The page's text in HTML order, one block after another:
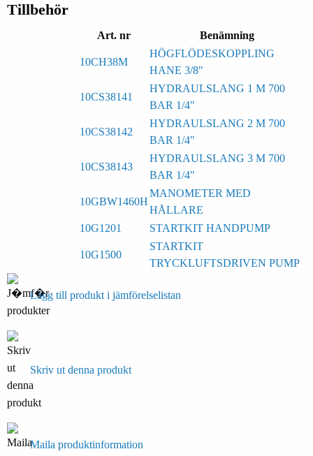
Tillbehör
Art. nr Benämning
10CH38M
HÖGFLÖDESKOPPLING
HANE 3/8"
10CS38141
HYDRAULSLANG 1 M 700
BAR 1/4"
10CS38142
HYDRAULSLANG 2 M 700
BAR 1/4"
10CS38143
HYDRAULSLANG 3 M 700
BAR 1/4"
10GBW1460H
MANOMETER MED
HÅLLARE
10G1201
STARTKIT HANDPUMP
10G1500
STARTKIT
TRYCKLUFTSDRIVEN PUMP
Lägg till produkt i jämförelselistan
Skriv ut denna produkt
Maila produktinformation